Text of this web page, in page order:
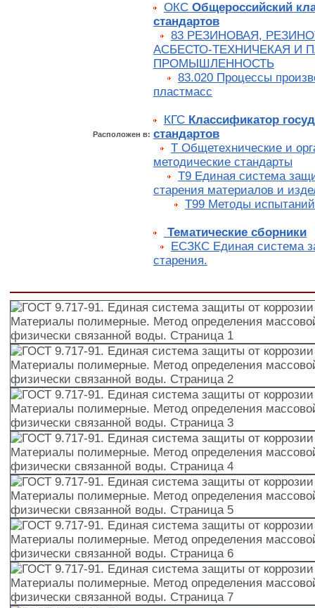
Расположен в:
ОКС Общероссийский
стандартов
83 РЕЗИНОВАЯ,
АСБЕСТО-ТЕХНИЧЕКАЯ И
ПРОМЫШЛЕННОСТЬ
83.020 Процессы
пластмасс
КГС Классификатор
стандартов
Т Общетехнические и
методические стандарты
Т9 Единая система
старения материалов и
Т99 Методы испытаний
Тематические сборники
ЕСЗКС Единая система
старения.